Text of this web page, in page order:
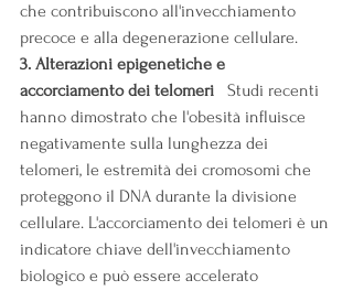
che contribuiscono all'invecchiamento
precoce e alla degenerazione cellulare.
3. Alterazioni epigenetiche e
accorciamento dei telomeri Studi recenti
hanno dimostrato che l'obesità influisce
negativamente sulla lunghezza dei
telomeri, le estremità dei cromosomi che
proteggono il DNA durante la divisione
cellulare. L'accorciamento dei telomeri è un
indicatore chiave dell'invecchiamento
biologico e può essere accelerato